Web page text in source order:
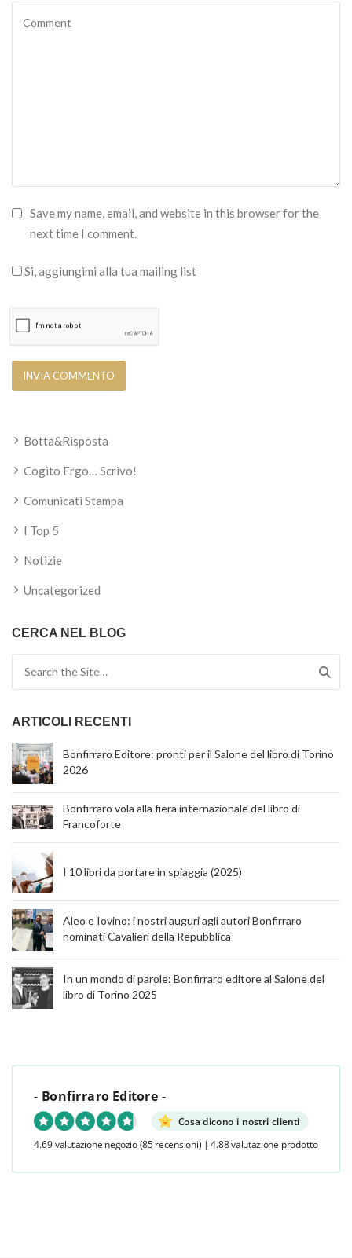
Save my name, email, and website in this browser for the
next time I comment.
Si, aggiungimi alla tua mailing list
Botta&Risposta
Cogito Ergo… Scrivo!
Comunicati Stampa
I Top 5
Notizie
Uncategorized
CERCA NEL BLOG
ARTICOLI RECENTI
Bonfirraro Editore: pronti per il Salone del libro di Torino
2026
Bonfirraro vola alla fiera internazionale del libro di
Francoforte
I 10 libri da portare in spiaggia (2025)
Aleo e Iovino: i nostri auguri agli autori Bonfirraro
nominati Cavalieri della Repubblica
In un mondo di parole: Bonfirraro editore al Salone del
libro di Torino 2025
- Bonfirraro Editore -
Cosa dicono i nostri clienti
4.69 valutazione negozio (85 recensioni) | 4.88 valutazione prodotto